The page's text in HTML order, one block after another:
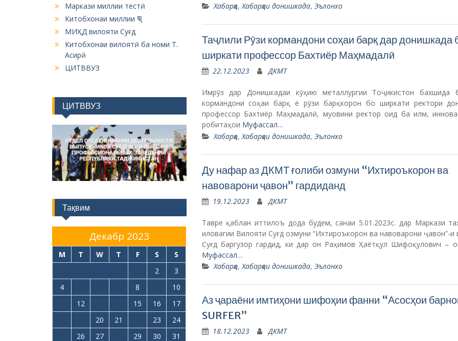
Хабарҳо,Хабарҳои донишкада, Эълонхо
Таҷлили Рӯзи кормандони соҳаи барқ дар донишкада
ширкати профессор Бахтиёр Маҳмадалӣ
22.12.2023 ДКМТ
Имрӯз дар Донишкадаи кӯҳию металлургии Тоҷикистон бахшида
кормандони соҳаи барқ ё рӯзи барқкорон бо ширкати ректори
профессор Бахтиёр Маҳмадалӣ, муовини ректор оид ба илм,
робитаҳои Муфассал…
Хабарҳо, Хабарҳои донишкада, Эълонхо
Ду нафар аз ДКМТ ғолиби озмуни “Ихтироъкорон ва
навоварони ҷавон” гардиданд
19.12.2023 ДКМТ
Тавре қаблан иттилоъ дода будем, санаи 5.01.2023с. дар Маркази
иловагии Вилояти Суғд озмуни “Ихтироъкорон ва навоварони ҷавон”-и
Суғд баргузор гардид, ки дар он Раҳимов Ҳаётқул Шифоқулович –
Муфассал…
Хабарҳо,Хабарҳои донишкада, Эълонхо
Аз ҷараёни имтиҳони шифоҳии фанни “Асосҳои
SURFER”
18.12.2023 ДКМТ
Маркази миллии тестӣ
Китобхонаи миллии ҶТ
МИҲД вилояти Суғд
Китобхонаи вилоятӣ ба номи Т.
Асирӣ
ЦИТВВУЗ
ЦИТВВУЗ
Тақвим
Декабр 2023
M T W T F S S
2
3
4
8
10
12 15 16
17
20 21 23
24
26 27 29 30 31